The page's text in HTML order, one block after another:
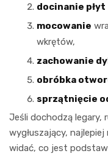
docinanie płyt
mocowanie
wkrętów,
zachowanie
obróbka
sprzątnięcie
Jeśli dochodzą legary,
wygłuszający,
widać, co jest